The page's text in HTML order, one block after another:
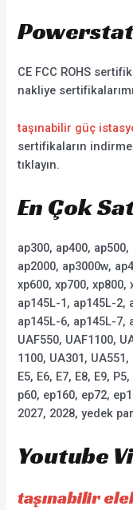
CE FCC ROHS
nakliye
taşınabilir güç
sertifikaların
tıklayın.
En Çok
ap300, ap400,
ap2000, ap3000w,
xp600, xp700, xp800,
ap145L-1, ap145L-2,
ap145L-6, ap145L-7,
UAF550, UAF1100,
1100, UA301, UA551,
E5, E6, E7, E8, E9,
p60, ep160, ep72,
2027, 2028, yedek
Youtube
taşınabilir